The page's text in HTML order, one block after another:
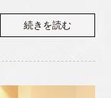
続きを読む